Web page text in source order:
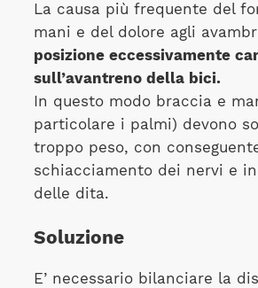
La causa più frequente del
mani e del dolore agli
posizione eccessivamente
sull’avantreno della bici.
In questo modo braccia e
particolare i palmi) devono
troppo peso, con
schiacciamento dei nervi e
delle dita.
Soluzione
E’ necessario bilanciare la